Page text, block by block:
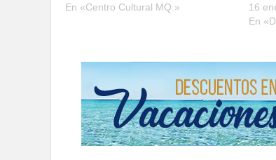
En «Centro Cultural MQ.»
16
En